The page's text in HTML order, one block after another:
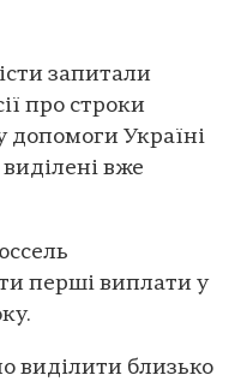
запитали
про строки
Україні
вже
перші виплати у
виділити близько